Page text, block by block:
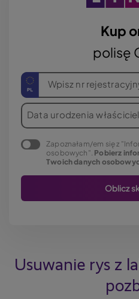
Kup
polisę
Wpisz nr
Data urodzenia
Zapoznałam/em się z
osobowych". Pobierz
Twoich danych
Usuwanie rys z